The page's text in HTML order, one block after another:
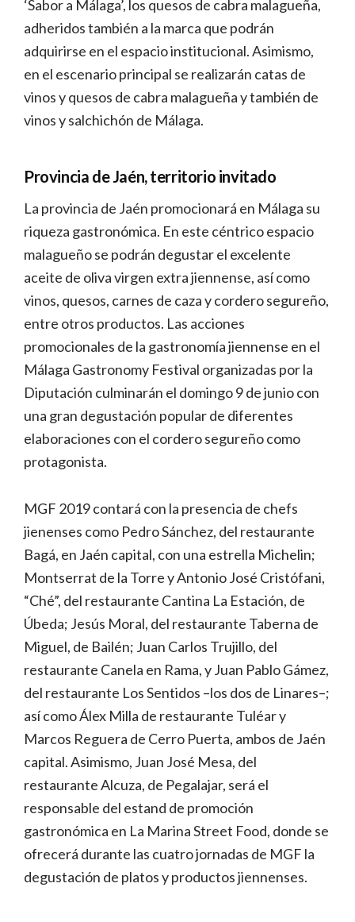
‘Sabor a Málaga’, los quesos de cabra malagueña,
adheridos también a la marca que podrán
adquirirse en el espacio institucional. Asimismo,
en el escenario principal se realizarán catas de
vinos y quesos de cabra malagueña y también de
vinos y salchichón de Málaga.
Provincia de Jaén, territorio invitado
La provincia de Jaén promocionará en Málaga su
riqueza gastronómica. En este céntrico espacio
malagueño se podrán degustar el excelente
aceite de oliva virgen extra jiennense, así como
vinos, quesos, carnes de caza y cordero segureño,
entre otros productos. Las acciones
promocionales de la gastronomía jiennense en el
Málaga Gastronomy Festival organizadas por la
Diputación culminarán el domingo 9 de junio con
una gran degustación popular de diferentes
elaboraciones con el cordero segureño como
protagonista.
MGF 2019 contará con la presencia de chefs
jienenses como Pedro Sánchez, del restaurante
Bagá, en Jaén capital, con una estrella Michelin;
Montserrat de la Torre y Antonio José Cristófani,
“Ché”, del restaurante Cantina La Estación, de
Úbeda; Jesús Moral, del restaurante Taberna de
Miguel, de Bailén; Juan Carlos Trujillo, del
restaurante Canela en Rama, y Juan Pablo Gámez,
del restaurante Los Sentidos –los dos de Linares–;
así como Álex Milla de restaurante Tuléar y
Marcos Reguera de Cerro Puerta, ambos de Jaén
capital. Asimismo, Juan José Mesa, del
restaurante Alcuza, de Pegalajar, será el
responsable del estand de promoción
gastronómica en La Marina Street Food, donde se
ofrecerá durante las cuatro jornadas de MGF la
degustación de platos y productos jiennenses.